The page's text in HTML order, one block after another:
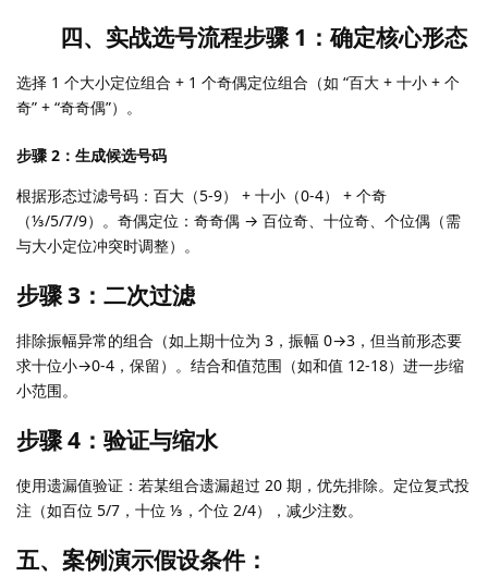
四、实战选号流程步骤 1：确定核心形态
选择 1 个大小定位组合 + 1 个奇偶定位组合（如 “百大 + 十小 + 个
奇” + “奇奇偶”）。
步骤 2：生成候选号码
根据形态过滤号码：百大（5-9） + 十小（0-4） + 个奇
（⅓/5/7/9）。奇偶定位：奇奇偶 → 百位奇、十位奇、个位偶（需
与大小定位冲突时调整）。
步骤 3：二次过滤
排除振幅异常的组合（如上期十位为 3，振幅 0→3，但当前形态要
求十位小→0-4，保留）。结合和值范围（如和值 12-18）进一步缩
小范围。
步骤 4：验证与缩水
使用遗漏值验证：若某组合遗漏超过 20 期，优先排除。定位复式投
注（如百位 5/7，十位 ⅓，个位 2/4），减少注数。
五、案例演示假设条件：